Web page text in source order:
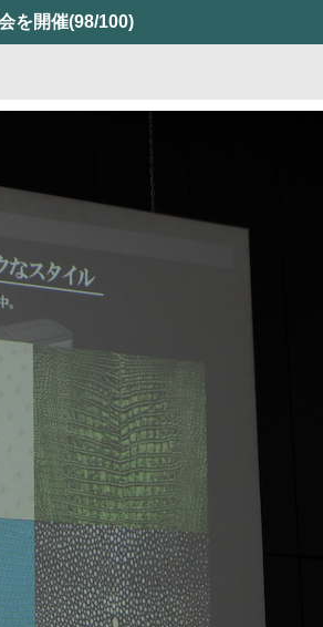
を開催(98/100)